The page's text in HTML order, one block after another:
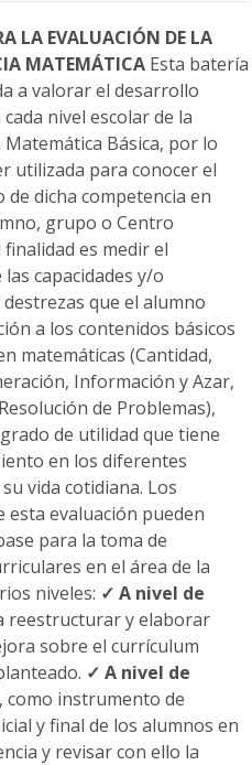
LA EVALUACIÓN DE LA
MATEMÁTICAEsta batería
a valorar el desarrollo
nivel escolar de la
Básica, por lo
utilizada para conocer el
de dicha competencia en
grupo o Centro
finalidad es medir el
capacidades y/o
que el alumno
a los contenidos básicos
matemáticas (Cantidad,
Información y Azar,
de Problemas),
de utilidad que tiene
en los diferentes
vida cotidiana. Los
esta evaluación pueden
para la toma de
en el área de la
niveles: ✓ A nivel de
reestructurar y elaborar
sobre el currículum
✓ A nivel de
, como instrumento de
y final de los alumnos en
y revisar con ello la